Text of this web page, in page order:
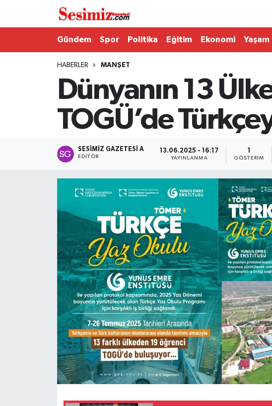
Gündem Spor Politika Eğitim Ekonomi Yaşam
HABERLER MANŞET
Dünyanın 13
TOGÜ’de
SESIMIZ GAZETESI A
EDITÖR
13.06.2025 - 16:17
YAYINLANMA
1
GÖSTERIM
Magazin
Teknoloji
Tokat Haberleri
Nöbetçi Eczaneler
Hava Durumu
Namaz Vakitleri
Trafik Durumu
Tüm Manşetler
Son Dakika Haberleri
Haber Arşivi